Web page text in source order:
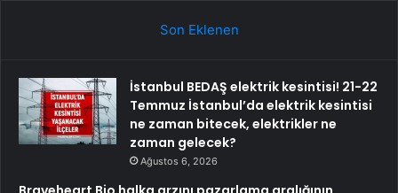
Son Eklenen
İstanbul BEDAŞ elektrik kesintisi! 21-22
Temmuz İstanbul’da elektrik kesintisi
ne zaman bitecek, elektrikler ne
zaman gelecek?
Ağustos 6, 2026